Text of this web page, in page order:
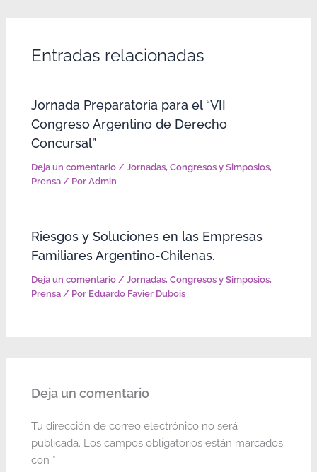
Entradas relacionadas
Jornada Preparatoria para el “VII
Congreso Argentino de Derecho
Concursal”
Deja un comentario /Jornadas, Congresos y Simposios,
Prensa / PorAdmin
Riesgos y Soluciones en las Empresas
Familiares Argentino-Chilenas.
Deja un comentario /Jornadas, Congresos y Simposios,
Prensa / Por Eduardo Favier Dubois
Deja un comentario
Tu dirección de correo electrónico no será
publicada. Los campos obligatorios están marcados
con *